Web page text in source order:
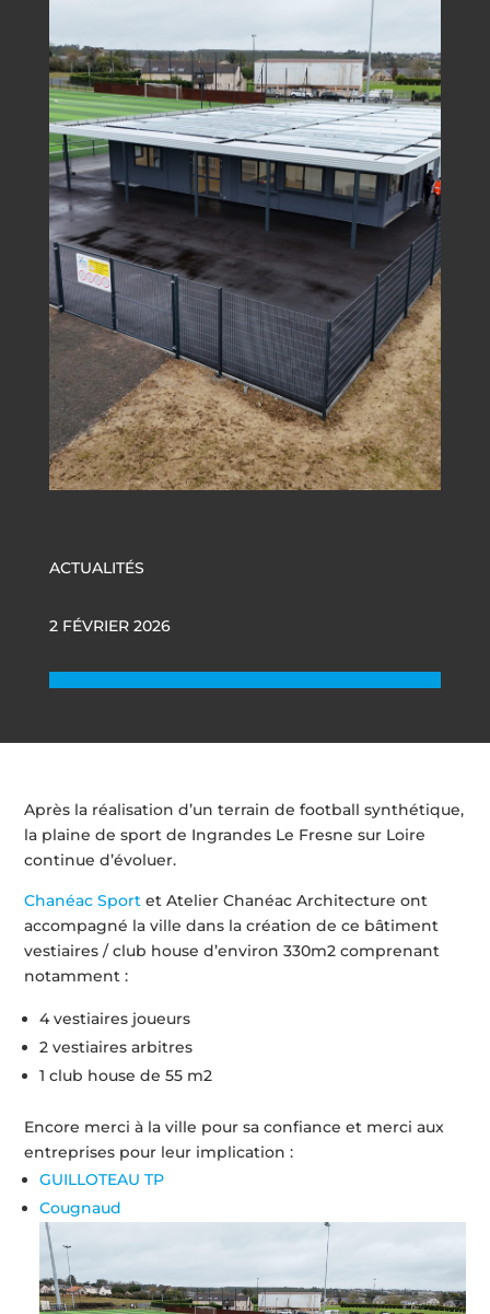
ACTUALITÉS
2 FÉVRIER 2026
Après la réalisation d’un terrain de football synthétique,
la plaine de sport de Ingrandes Le Fresne sur Loire
continue d’évoluer.
Chanéac Sport et Atelier Chanéac Architecture ont
accompagné la ville dans la création de ce bâtiment
vestiaires / club house d’environ 330m2 comprenant
notamment :
4 vestiaires joueurs
2 vestiaires arbitres
1 club house de 55 m2
Encore merci à la ville pour sa confiance et merci aux
entreprises pour leur implication :
GUILLOTEAU TP
Cougnaud